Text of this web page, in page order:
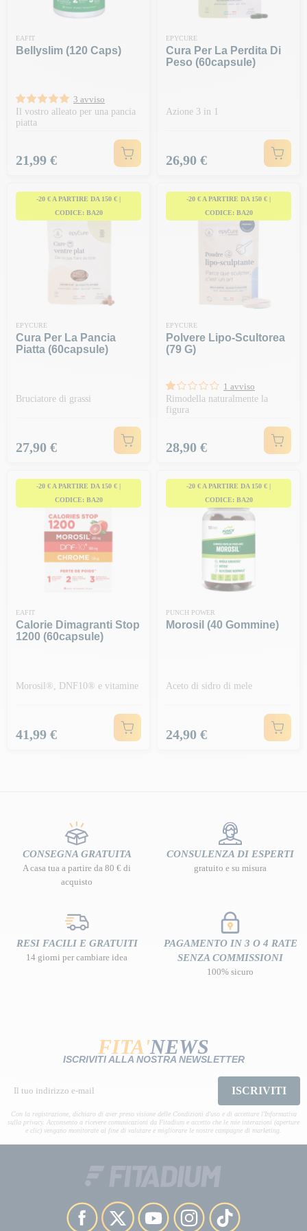
EAFIT
Bellyslim (120 Caps)
3 avviso
Il vostro alleato per una pancia
piatta
Prezzo
21,99 €
EPYCURE
Cura Per La Perdita Di
Peso (60capsule)
Azione 3 in 1
Prezzo
26,90 €
-20 € A PARTIRE DA 150 € |
CODICE: BA20
EPYCURE
Cura Per La Pancia
Piatta (60capsule)
Bruciatore di grassi
Prezzo
27,90 €
-20 € A PARTIRE DA 150 € |
CODICE: BA20
EPYCURE
Polvere Lipo-Scultorea
(79 G)
1 avviso
Rimodella naturalmente la
figura
Prezzo
28,90 €
-20 € A PARTIRE DA 150 € |
CODICE: BA20
EAFIT
Calorie Dimagranti Stop
1200 (60capsule)
Morosil®, DNF10® e vitamine
Prezzo
41,99 €
-20 € A PARTIRE DA 150 € |
CODICE: BA20
PUNCH POWER
Morosil (40 Gommine)
Aceto di sidro di mele
Prezzo
24,90 €
CONSEGNA GRATUITA
A casa tua a partire da 80 € di
acquisto
CONSULENZA DI ESPERTI
gratuito e su misura
RESI FACILI E GRATUITI
14 giorni per cambiare idea
PAGAMENTO IN 3 O 4 RATE
SENZA COMMISSIONI
100% sicuro
FITA'NEWS
ISCRIVITI ALLA NOSTRA NEWSLETTER
ISCRIVITI
Con la registrazione, dichiaro di aver preso visione delle Condizioni d'uso e di accettare l'Informativa
sulla privacy. Acconsento a ricevere comunicazioni da Fitadium e accetto che le mie interazioni (aperture
e clic) vengano monitorate al fine di valutare e migliorare le nostre campagne di marketing.